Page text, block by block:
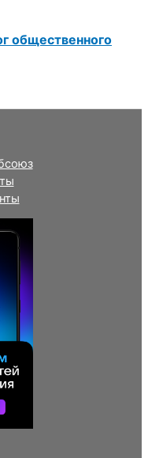
общественного